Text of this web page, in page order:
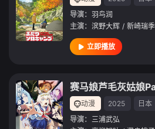
导演： 羽鸟润
主演： 滨野大辉 / 新崎瑞季
立即播放
赛马娘芦毛灰姑娘
动漫 2025
日本
导演： 三浦武弘